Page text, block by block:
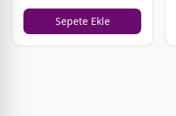
Sepete Ekle